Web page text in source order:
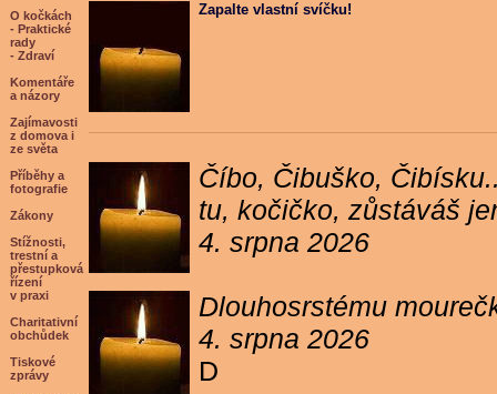
O kočkách
- Praktické
rady
- Zdraví
Komentáře
a názory
Zajímavosti
z domova i
ze světa
Příběhy a
fotografie
Zákony
Stížnosti,
trestní a
přestupková
řízení
v praxi
Charitativní
obchůdek
Tiskové
zprávy
Zapalte vlastní svíčku!
Číbo, Čibuško,
tu, kočičko, zůstáváš
4. srpna 2026
Dlouhosrstému
4. srpna 2026
D